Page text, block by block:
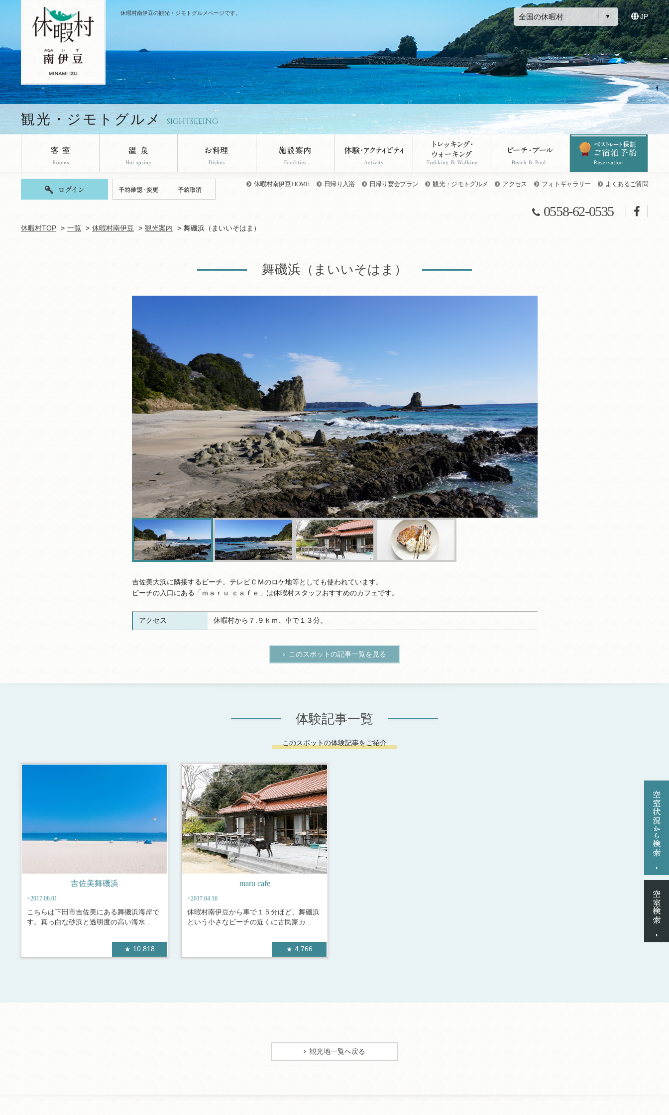
休暇村南伊豆の観光・ジモトグルメページです。 全国の休暇村 JP
観光・ジモトグルメ SIGHTSEEING
休暇村南伊豆 HOME 日帰り入浴 日帰り宴会プラン 観光・ジモトグルメ アクセス フォトギャラリー よくあるご質問
0558-62-0535
休暇村TOP 一覧 休暇村南伊豆 観光案内 舞磯浜（まいいそはま）
舞磯浜（まいいそはま）
吉佐美大浜に隣接するビーチ。テレビＣＭのロケ地等としても使われています。
ビーチの入口にある「ｍａｒｕ ｃａｆｅ」は休暇村スタッフおすすめのカフェです。
アクセス 休暇村から７.９ｋｍ、車で１３分。
このスポットの記事一覧を見る
体験記事一覧
このスポットの体験記事をご紹介
吉佐美舞磯浜
>2017.08.01
こちらは下田市吉佐美にある舞磯浜海岸で
す。真っ白な砂浜と透明度の高い海水...
10,818
maru cafe
>2017.04.16
休暇村南伊豆から車で１５分ほど、舞磯浜
という小さなビーチの近くに古民家カ...
4,766
観光地一覧へ戻る